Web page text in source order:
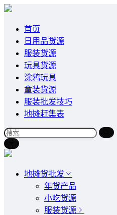
首页
日用品货源
服装货源
玩具货源
涂鸦玩具
童装货源
服装批发技巧
地摊赶集表
地摊货批发
年货产品
小吃货源
服装货源